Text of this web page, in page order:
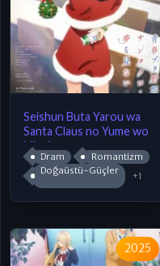
Seishun Buta Yarou wa
Santa Claus no Yume wo
Minai
Dram
Romantizm
Doğaüstü-Güçler
+1
2025